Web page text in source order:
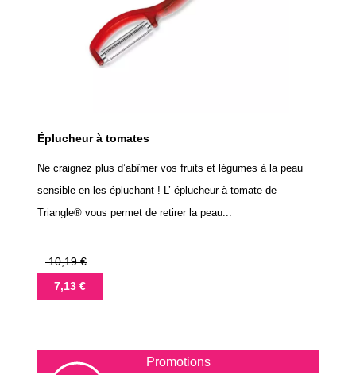
Éplucheur à tomates
Ne craignez plus d’abîmer vos fruits et légumes à la peau
sensible en les épluchant ! L’ éplucheur à tomate de
Triangle® vous permet de retirer la peau...
Prix
10,19 €
Prix7,13 €
Promotions